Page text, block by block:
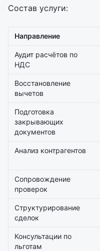
Состав услуги:
Направление
Аудит расчётов по
НДС
Восстановление
вычетов
Подготовка
закрывающих
документов
Анализ контрагентов
Сопровождение
проверок
Структурирование
сделок
Консультации по
льготам